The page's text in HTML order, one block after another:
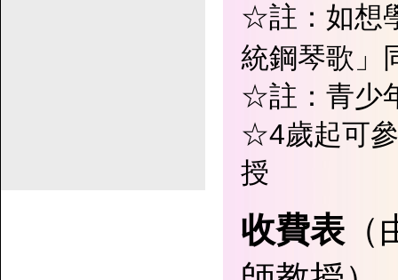
☆註：如想
統鋼琴歌」
☆註：青少
☆4歲起可
授
收費表